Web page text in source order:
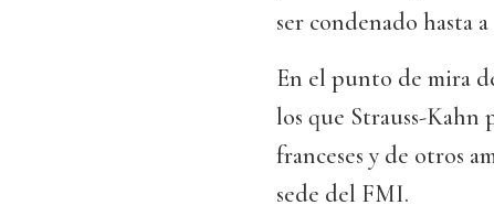
ser condenado hasta
En el punto de mira
los que Strauss-Kahn
franceses y de otros
sede del FMI.